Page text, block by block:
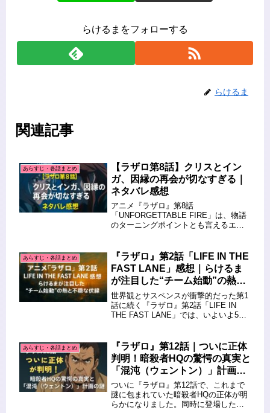
らけるまをフォローする
らけるま
関連記事
あらすじ・各話まとめ
【ラザロ第8話】クリスとイン
ガ、因縁の再会が切なすぎる｜
ネタバレ感想
アニメ『ラザロ』第8話
「UNFORGETTABLE FIRE」は、物語
のターニングポイントとも言えるエピ
工作員インガとの因縁がついに明かさ
れ、その過去と感情の重さに胸を打
た...
あらすじ・各話まとめ
『ラザロ』第2話「LIFE IN THE
FAST LANE」感想｜らけるま
が注目した“チーム始動”の熱と
不穏な伏線
世界観とサスペンスが衝撃的だった第1
話に続く『ラザロ』第2話「LIFE IN
THE FAST LANE」では、いよいよ5人
今回のエピソードでは、個性の強いキ
ャラクター...
あらすじ・各話まとめ
『ラザロ』第12話｜ついに正体
判明！暗殺者HQの驚愕の真実と
「混沌（ウェントン）」計画の
謎
ついに『ラザロ』第12話で、これまで
謎に包まれていた暗殺者HQの正体が明
らかになりました。同時に登場した